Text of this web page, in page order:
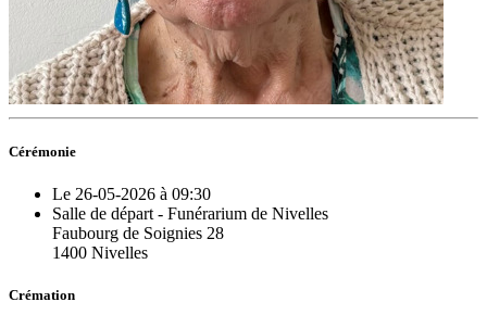
Cérémonie
Le 26-05-2026 à 09:30
Salle de départ - Funérarium de Nivelles
Faubourg de Soignies 28
1400 Nivelles
Crémation